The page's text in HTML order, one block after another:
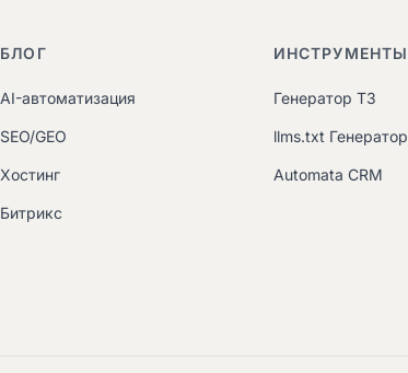
БЛОГ
AI-автоматизация
SEO/GEO
Хостинг
Битрикс
ИНСТРУМЕНТЫ
Генератор ТЗ
llms.txt Генератор
Automata CRM